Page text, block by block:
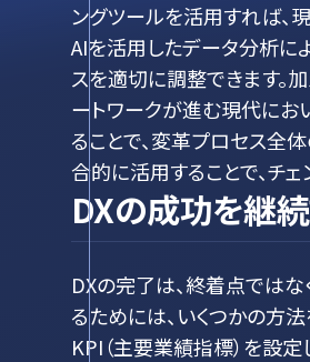
ングツールを活用すれば、
AIを活用したデータ分析に
スを適切に調整できます。
ートワークが進む現代にお
ることで、変革プロセス全
合的に活用することで、チ
DXの成功を継
DXの完了は、終着点では
るためには、いくつかの方
KPI（主要業績指標）を設